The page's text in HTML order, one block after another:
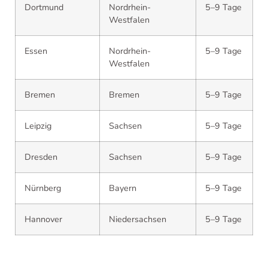
Dortmund
Nordrhein-
Westfalen
5–9 Tage
Essen
Nordrhein-
Westfalen
5–9 Tage
Bremen Bremen 5–9 Tage
Leipzig Sachsen 5–9 Tage
Dresden Sachsen 5–9 Tage
Nürnberg Bayern 5–9 Tage
Hannover Niedersachsen 5–9 Tage